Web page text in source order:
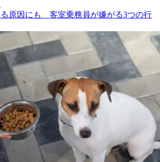
原因にも 客室乗務員が嫌がる3つの行